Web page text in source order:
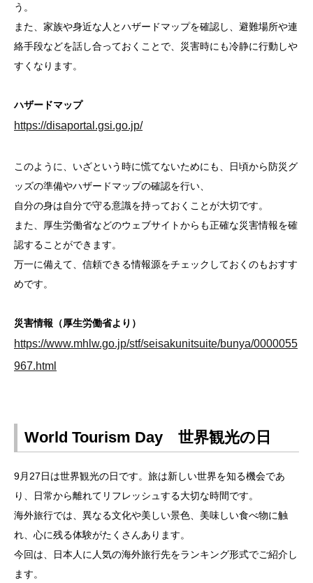
う。
また、家族や身近な人とハザードマップを確認し、避難場所や連
絡手段などを話し合っておくことで、災害時にも冷静に行動しや
すくなります。
ハザードマップ
https://disaportal.gsi.go.jp/
このように、いざという時に慌てないためにも、日頃から防災グ
ッズの準備やハザードマップの確認を行い、
自分の身は自分で守る意識を持っておくことが大切です。
また、厚生労働省などのウェブサイトからも正確な災害情報を確
認することができます。
万一に備えて、信頼できる情報源をチェックしておくのもおすす
めです。
災害情報（厚生労働省より）
https://www.mhlw.go.jp/stf/seisakunitsuite/bunya/0000055
967.html
World Tourism Day 世界観光の日
9月27日は世界観光の日です。旅は新しい世界を知る機会であ
り、日常から離れてリフレッシュする大切な時間です。
海外旅行では、異なる文化や美しい景色、美味しい食べ物に触
れ、心に残る体験がたくさんあります。
今回は、日本人に人気の海外旅行先をランキング形式でご紹介し
ます。